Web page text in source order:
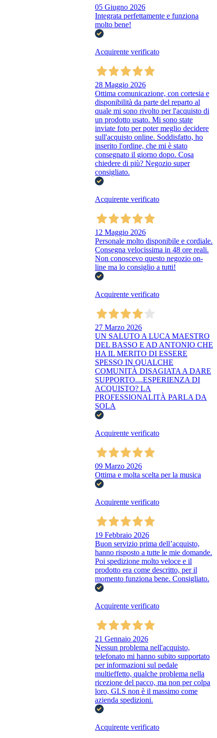
05 Giugno 2026
Integrata perfettamente e funziona
molto bene!
Acquirente verificato
28 Maggio 2026
Ottima comunicazione, con cortesia e
disponibilità da parte del reparto al
quale mi sono rivolto per l'acquisto di
un prodotto usato. Mi sono state
inviate foto per poter meglio decidere
sull'acquisto online. Soddisfatto, ho
inserito l'ordine, che mi è stato
consegnato il giorno dopo. Cosa
chiedere di più? Negozio super
consigliato.
Acquirente verificato
12 Maggio 2026
Personale molto disponibile e cordiale.
Consegna velocissima in 48 ore reali.
Non conoscevo questo negozio on-
line ma lo consiglio a tutti!
Acquirente verificato
27 Marzo 2026
UN SALUTO A LUCA MAESTRO
DEL BASSO E AD ANTONIO CHE
HA IL MERITO DI ESSERE
SPESSO IN QUALCHE
COMUNITÀ DISAGIATA A DARE
SUPPORTO....ESPERIENZA DI
ACQUISTO? LA
PROFESSIONALITÀ PARLA DA
SOLA
Acquirente verificato
09 Marzo 2026
Ottima e molta scelta per la musica
Acquirente verificato
19 Febbraio 2026
Buon servizio prima dell’acquisto,
hanno risposto a tutte le mie domande.
Poi spedizione molto veloce e il
prodotto era come descritto, per il
momento funziona bene. Consigliato.
Acquirente verificato
21 Gennaio 2026
Nessun problema nell'acquisto,
telefonato mi hanno subito supportato
per informazioni sul pedale
multieffetto, qualche problema nella
ricezione del pacco, ma non per colpa
loro, GLS non è il massimo come
azienda spedizioni.
Acquirente verificato